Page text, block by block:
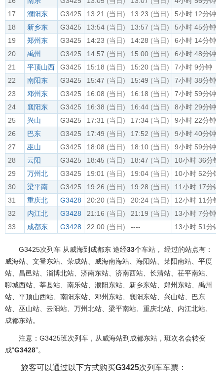
17
濮阳东 G3425 13:21 (当日) 13:23 (当日)
5小时 12分钟
18
新乡东 G3425 13:54 (当日) 13:57 (当日)
5小时 45分钟
19
郑州东 G3425 14:23 (当日) 14:28 (当日)
6小时 14分钟
20
禹州 G3425 14:57 (当日) 15:00 (当日)
6小时 48分钟
21
平顶山西 G3425 15:18 (当日) 15:20 (当日)
7小时 9分钟
22
南阳东 G3425 15:47 (当日) 15:49 (当日)
7小时 38分钟
23
邓州东 G3425 16:08 (当日) 16:18 (当日)
7小时 59分钟
24
襄阳东 G3425 16:38 (当日) 16:44 (当日)
8小时 29分钟
25
兴山 G3425 17:31 (当日) 17:34 (当日)
9小时 22分钟
26
巴东 G3425 17:49 (当日) 17:52 (当日)
9小时 40分钟
27
巫山 G3425 18:08 (当日) 18:10 (当日)
9小时 59分钟
28
云阳 G3425 18:45 (当日) 18:47 (当日)
10小时 36分钟
29
万州北 G3425 19:01 (当日) 19:04 (当日)
10小时 52分钟
30
梁平南 G3425 19:26 (当日) 19:28 (当日)
11小时 17分钟
31
重庆北 G3428 20:20 (当日) 20:24 (当日)
12小时 11分钟
32
内江北 G3428 21:16 (当日) 21:19 (当日)
13小时 7分钟
33
成都东 G3428 22:00 (当日) ---- 13小时 51分钟
G3425次列车 从威海到成都东 途经33个车站， 经过的站点有：
威海站、文登东站、荣成站、威海南海站、海阳站、莱阳南站、平度
站、昌邑站、淄博北站、济南东站、济南西站、长清站、茌平南站、
聊城西站、莘县站、南乐站、濮阳东站、新乡东站、郑州东站、禹州
站、平顶山西站、南阳东站、邓州东站、襄阳东站、兴山站、巴东
站、巫山站、云阳站、万州北站、梁平南站、重庆北站、内江北站、
成都东站。
注意：G3425班次列车，从威海站到成都东站，班次名会转变
成“G3428”。
旅客可以通过以下方式购买G3425次列车车票：